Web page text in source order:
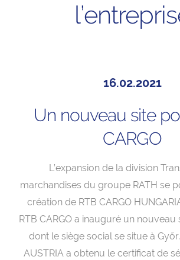
16.02.2021
Un nouveau site
CARGO
L’expansion de la division
marchandises du groupe RATH se
création de RTB CARGO
RTB CARGO a inauguré un nouveau
dont le siège social se situe à
AUSTRIA a obtenu le certificat de